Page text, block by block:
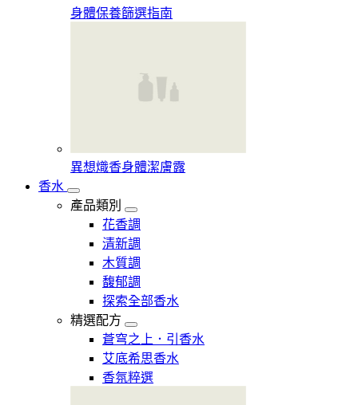
身體保養篩選指南
異想熾香身體潔膚露
香水
產品類別
花香調
清新調
木質調
馥郁調
探索全部香水
精選配方
蒼穹之上．引香水
艾底希思香水
香氛粹選